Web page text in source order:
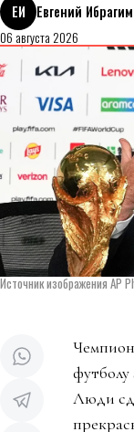
ЕИ
Евгений
06 августа 2026
Источник изображения AP
футболу
Люди